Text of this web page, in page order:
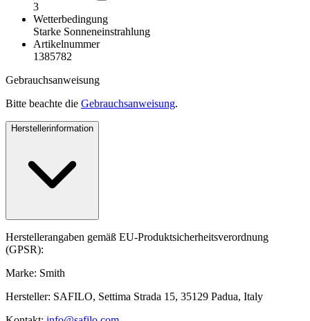
3
Wetterbedingung
Starke Sonneneinstrahlung
Artikelnummer
1385782
Gebrauchsanweisung
Bitte beachte die Gebrauchsanweisung.
Herstellerinformation
Herstellerangaben gemäß EU-Produktsicherheitsverordnung
(GPSR):
Marke: Smith
Hersteller: SAFILO, Settima Strada 15, 35129 Padua, Italy